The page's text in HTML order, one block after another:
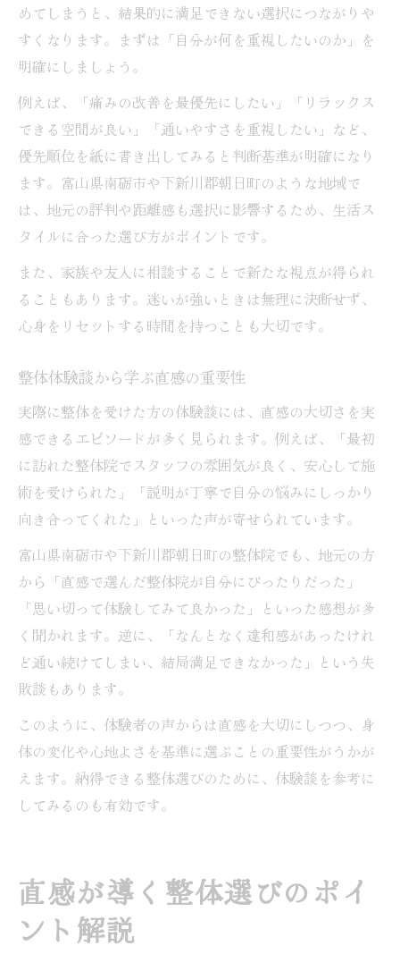
めてしまうと、結果的に満足できない選択につながりや
すくなります。まずは「自分が何を重視したいのか」を
明確にしましょう。
例えば、「痛みの改善を最優先にしたい」「リラックス
できる空間が良い」「通いやすさを重視したい」など、
優先順位を紙に書き出してみると判断基準が明確になり
ます。富山県南砺市や下新川郡朝日町のような地域で
は、地元の評判や距離感も選択に影響するため、生活ス
タイルに合った選び方がポイントです。
また、家族や友人に相談することで新たな視点が得られ
ることもあります。迷いが強いときは無理に決断せず、
心身をリセットする時間を持つことも大切です。
整体体験談から学ぶ直感の重要性
実際に整体を受けた方の体験談には、直感の大切さを実
感できるエピソードが多く見られます。例えば、「最初
に訪れた整体院でスタッフの雰囲気が良く、安心して施
術を受けられた」「説明が丁寧で自分の悩みにしっかり
向き合ってくれた」といった声が寄せられています。
富山県南砺市や下新川郡朝日町の整体院でも、地元の方
から「直感で選んだ整体院が自分にぴったりだった」
「思い切って体験してみて良かった」といった感想が多
く聞かれます。逆に、「なんとなく違和感があったけれ
ど通い続けてしまい、結局満足できなかった」という失
敗談もあります。
このように、体験者の声からは直感を大切にしつつ、身
体の変化や心地よさを基準に選ぶことの重要性がうかが
えます。納得できる整体選びのために、体験談を参考に
してみるのも有効です。
直感が導く整体選びのポイ
ント解説